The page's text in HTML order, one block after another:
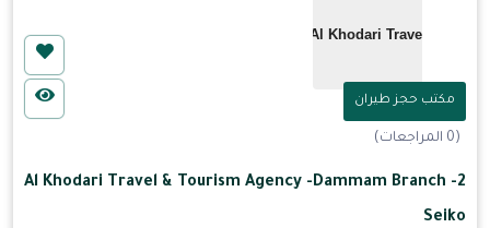
مكتب حجز طيران
(0 المراجعات)
Al Khodari Travel & Tourism Agency -Dammam Branch -2
Seiko